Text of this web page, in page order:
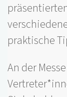
praktische
An der